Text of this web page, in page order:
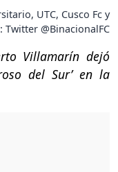
UTC, Cusco Fc y
Twitter @BinacionalFC
Villamarín dejó
del Sur’ en la